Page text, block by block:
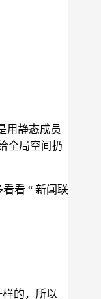
用静态成员
全局空间扔
看 “ 新闻联
的，所以